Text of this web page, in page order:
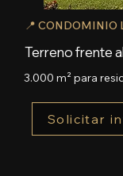
📍 CONDOMINIO
Terreno frente
3.000 m² para
Solicitar